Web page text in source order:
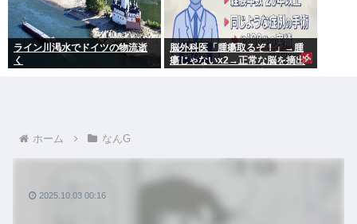
ライン川渇水でドイツの物流逝
く
脳外科医「腫瘍取るぞ！」→腫
瘍じゃないx2→正常な脳を摘出
ホーム なんG
2025.10.03 00:16